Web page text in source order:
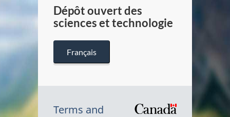
Dépôt ouvert des
sciences et technologie
Français
Terms and